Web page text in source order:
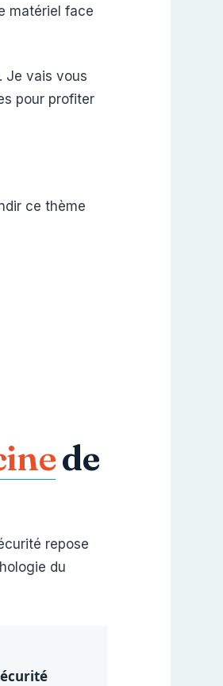
matériel face
Je vais vous
pour profiter
ce thème
de
repose
du